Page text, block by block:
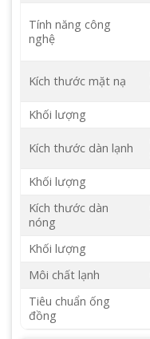
Tính năng công
nghệ
Kích thước mặt nạ
Khối lượng
Kích thước dàn lạnh
Khối lượng
Kích thước dàn
nóng
Khối lượng
Môi chất lạnh
Tiêu chuẩn ống
đồng